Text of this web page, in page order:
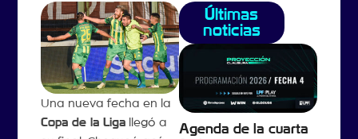
Una nueva fecha en la
Copa de la Ligallegó a
Últimas
noticias
Agenda de la cuarta